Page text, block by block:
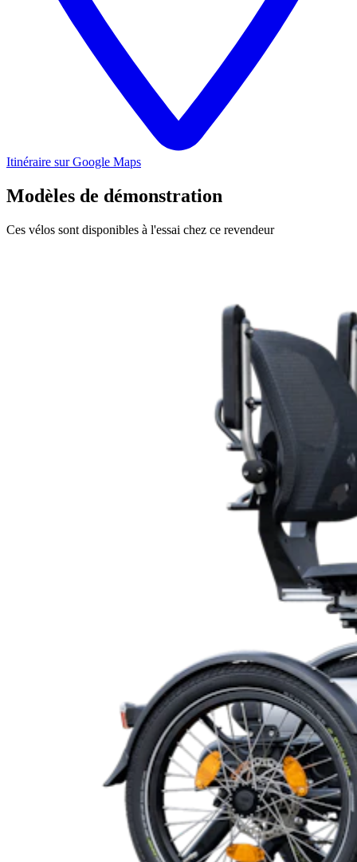
Itinéraire sur Google Maps
Modèles de démonstration
Ces vélos sont disponibles à l'essai chez ce revendeur